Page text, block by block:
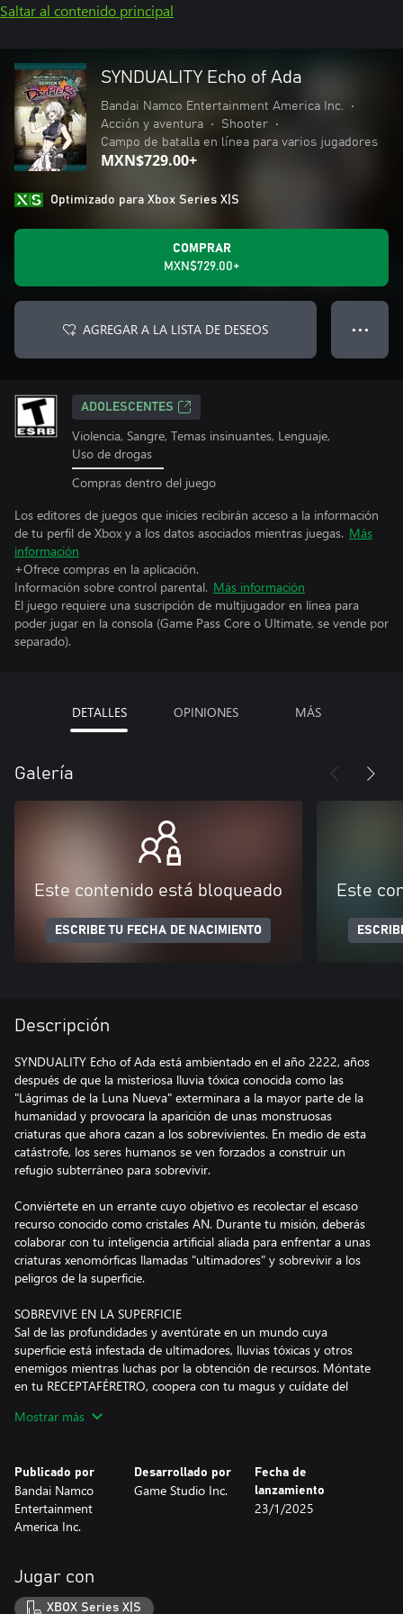
Saltar al contenido principal
SYNDUALITY Echo of Ada
Bandai Namco Entertainment America Inc.
•
Acción y aventura
• Shooter
•
Campo de batalla en línea para varios jugadores
MXN$729.00+
Optimizado para Xbox Series X|S
COMPRAR
MXN$729.00+
AGREGAR A LA LISTA DE DESEOS ● ● ●
ADOLESCENTES
Violencia, Sangre, Temas insinuantes, Lenguaje,
Uso de drogas
Compras dentro del juego
Los editores de juegos que inicies recibirán acceso a la información
de tu perfil de Xbox y a los datos asociados mientras juegas. Más
información
+Ofrece compras en la aplicación.
Información sobre control parental. Más información
El juego requiere una suscripción de multijugador en línea para
poder jugar en la consola (Game Pass Core o Ultimate, se vende por
separado).
DETALLES OPINIONES MÁS
Galería
Este contenido está bloqueado
ESCRIBE TU FECHA DE NACIMIENTO
Este
Descripción
SYNDUALITY Echo of Ada está ambientado en el año 2222, años
después de que la misteriosa lluvia tóxica conocida como las
"Lágrimas de la Luna Nueva" exterminara a la mayor parte de la
humanidad y provocara la aparición de unas monstruosas
criaturas que ahora cazan a los sobrevivientes. En medio de esta
catástrofe, los seres humanos se ven forzados a construir un
refugio subterráneo para sobrevivir.
Conviértete en un errante cuyo objetivo es recolectar el escaso
recurso conocido como cristales AN. Durante tu misión, deberás
colaborar con tu inteligencia artificial aliada para enfrentar a unas
criaturas xenomórficas llamadas "ultimadores" y sobrevivir a los
peligros de la superficie.
SOBREVIVE EN LA SUPERFICIE
Sal de las profundidades y aventúrate en un mundo cuya
superficie está infestada de ultimadores, lluvias tóxicas y otros
enemigos mientras luchas por la obtención de recursos. Móntate
en tu RECEPTAFÉRETRO, coopera con tu magus y cuídate del
y los preciados suministros que los últimos sobrevivientes
LOS MAGUS: ACOMPAÑANTES DE CONFIANZA
Esta inteligencia artificial humanoide brinda apoyo en situaciones
de exploración, saqueo y combate. Cada tipo de modelo posee
una personalidad diferente, y su apariencia es altamente
misiones anteriores para que no cometas dos veces el mismo
error. Los magus también pueden liberar habilidades únicas
Mostrar más
Publicado por
Bandai Namco
Entertainment
America Inc.
Desarrollado por
Game Studio Inc.
Fecha de
lanzamiento
23/1/2025
Jugar con
XBOX Series X|S